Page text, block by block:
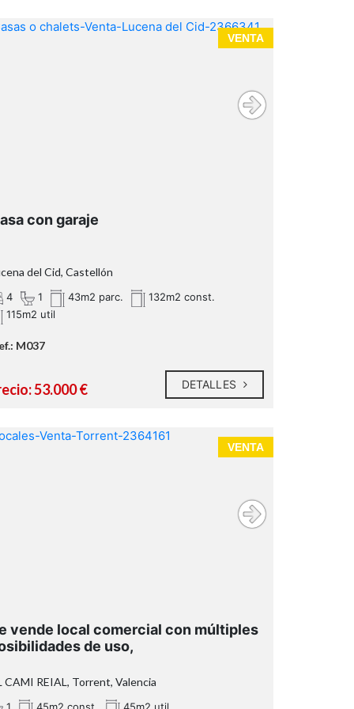
VENTA
con garaje
del Cid, Castellón
4 1 43m2 parc.
132m2 const.
115m2 util
M037
53.000 € DETALLES
VENTA
vende local comercial con múltiples
de uso,
CAMI REIAL, Torrent, Valencia